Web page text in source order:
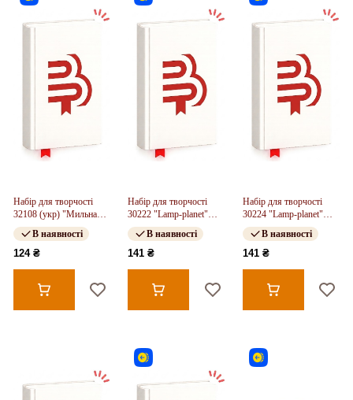
Набір для творчості
32108 (укр) "Мильна
вечірка - лебідь", в кор-
ці 6,6-6,6-13 см
В наявності
124 ₴
Набір для творчості
30222 "Lamp-planet"
(укр.) ,в кор-ці 12-12-12
см
В наявності
141 ₴
Набір для творчості
30224 "Lamp-planet"
(укр.) ,в кор-ці 12-12-12
см
В наявності
141 ₴